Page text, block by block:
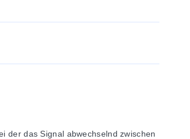
der das Signal abwechselnd zwischen